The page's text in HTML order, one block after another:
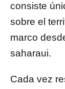
consiste
sobre el
marco
saharaui.
Cada vez